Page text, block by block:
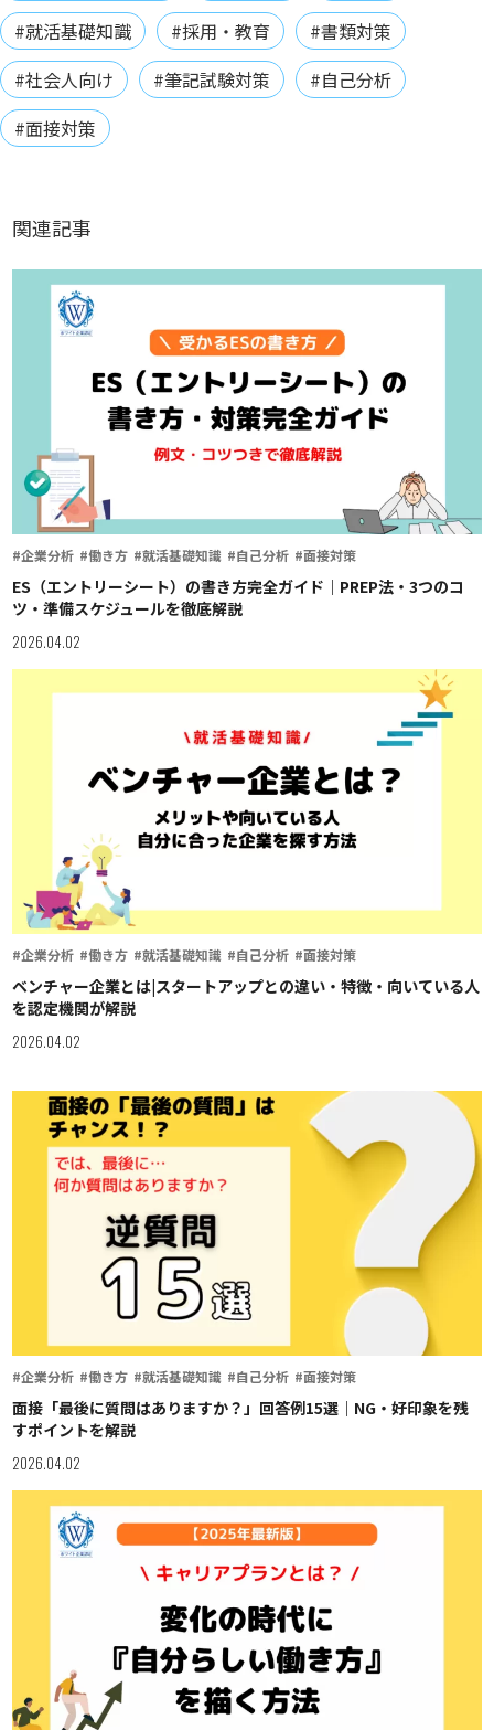
#就活基礎知識 #採用・教育
#書類対策
#社会人向け
#筆記試験対策
#自己分析
#面接対策
関連記事
#企業分析 #働き方 #就活基礎知識 #自己分析 #面接対策
ES（エントリーシート）の書き方完全ガイド｜PREP法・3つのコ
ツ・準備スケジュールを徹底解説
2026.04.02
#企業分析 #働き方 #就活基礎知識 #自己分析 #面接対策
ベンチャー企業とは|スタートアップとの違い・特徴・向いている人
を認定機関が解説
2026.04.02
#企業分析 #働き方 #就活基礎知識 #自己分析 #面接対策
面接「最後に質問はありますか？」回答例15選｜NG・好印象を残
すポイントを解説
2026.04.02